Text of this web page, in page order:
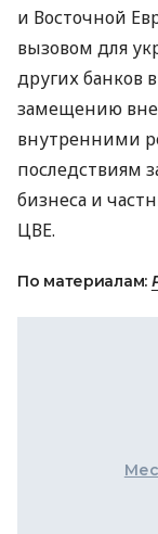
и Восточной
вызовом для
других банков
замещению
внутренними
последствиям
бизнеса и
ЦВЕ.
По материалам: